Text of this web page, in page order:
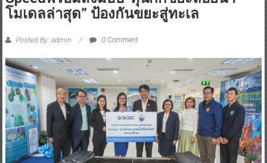
โมเดลล่าสุด” ป้องกันขยะสู่ทะเล
Posted By: admin 0 Comment